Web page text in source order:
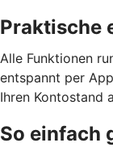
Praktische
Alle Funktionen
entspannt per
Ihren Kontostand
So einfach